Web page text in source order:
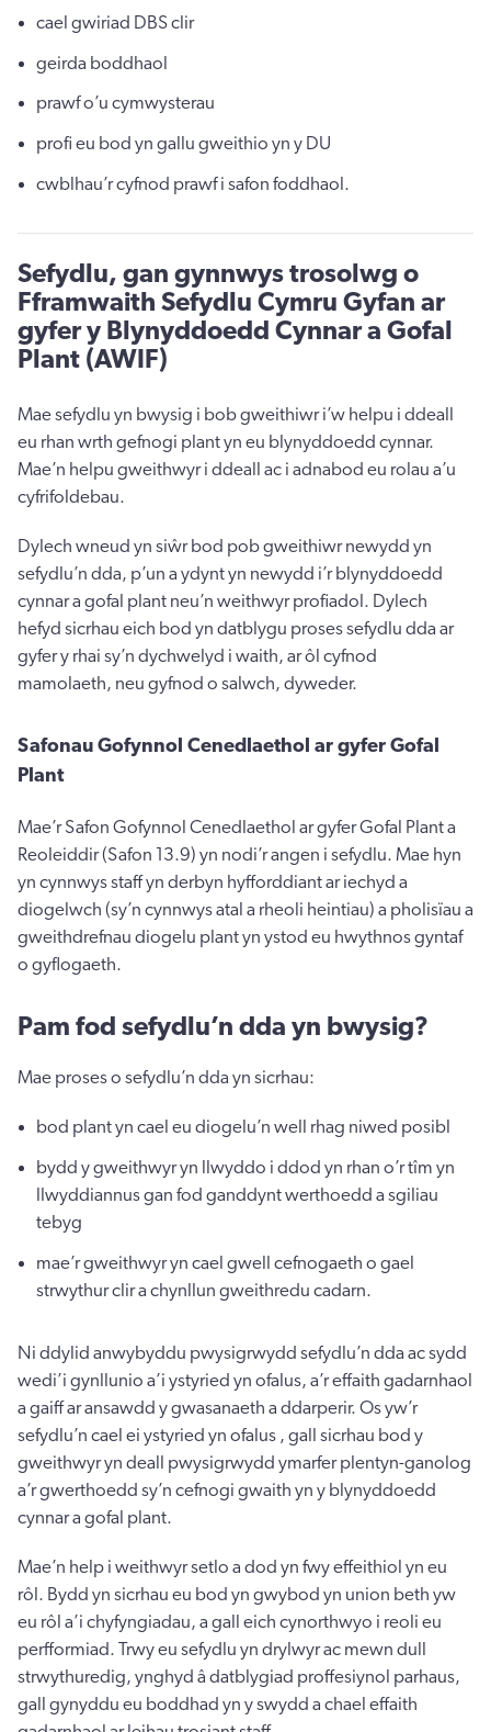
cael gwiriad DBS clir
geirda boddhaol
prawf o’u cymwysterau
profi eu bod yn gallu gweithio yn y DU
cwblhau’r cyfnod prawf i safon foddhaol.
Sefydlu, gan gynnwys trosolwg o
Fframwaith Sefydlu Cymru Gyfan ar
gyfer y Blynyddoedd Cynnar a Gofal
Plant (AWIF)
Mae sefydlu yn bwysig i bob gweithiwr i’w helpu i ddeall
eu rhan wrth gefnogi plant yn eu blynyddoedd cynnar.
Mae’n helpu gweithwyr i ddeall ac i adnabod eu rolau a’u
cyfrifoldebau.
Dylech wneud yn siŵr bod pob gweithiwr newydd yn
sefydlu’n dda, p’un a ydynt yn newydd i’r blynyddoedd
cynnar a gofal plant neu’n weithwyr profiadol. Dylech
hefyd sicrhau eich bod yn datblygu proses sefydlu dda ar
gyfer y rhai sy’n dychwelyd i waith, ar ôl cyfnod
mamolaeth, neu gyfnod o salwch, dyweder.
Safonau Gofynnol Cenedlaethol ar gyfer Gofal
Plant
Mae’r Safon Gofynnol Cenedlaethol ar gyfer Gofal Plant a
Reoleiddir (Safon 13.9) yn nodi’r angen i sefydlu. Mae hyn
yn cynnwys staff yn derbyn hyfforddiant ar iechyd a
diogelwch (sy’n cynnwys atal a rheoli heintiau) a pholisïau a
gweithdrefnau diogelu plant yn ystod eu hwythnos gyntaf
o gyflogaeth.
Pam fod sefydlu’n dda yn bwysig?
Mae proses o sefydlu’n dda yn sicrhau:
bod plant yn cael eu diogelu’n well rhag niwed posibl
bydd y gweithwyr yn llwyddo i ddod yn rhan o’r tîm yn
llwyddiannus gan fod ganddynt werthoedd a sgiliau
tebyg
mae’r gweithwyr yn cael gwell cefnogaeth o gael
strwythur clir a chynllun gweithredu cadarn.
Ni ddylid anwybyddu pwysigrwydd sefydlu’n dda ac sydd
wedi’i gynllunio a’i ystyried yn ofalus, a’r effaith gadarnhaol
a gaiff ar ansawdd y gwasanaeth a ddarperir. Os yw’r
sefydlu’n cael ei ystyried yn ofalus , gall sicrhau bod y
gweithwyr yn deall pwysigrwydd ymarfer plentyn-ganolog
a’r gwerthoedd sy’n cefnogi gwaith yn y blynyddoedd
cynnar a gofal plant.
Mae’n help i weithwyr setlo a dod yn fwy effeithiol yn eu
rôl. Bydd yn sicrhau eu bod yn gwybod yn union beth yw
eu rôl a’i chyfyngiadau, a gall eich cynorthwyo i reoli eu
perfformiad. Trwy eu sefydlu yn drylwyr ac mewn dull
strwythuredig, ynghyd â datblygiad proffesiynol parhaus,
gall gynyddu eu boddhad yn y swydd a chael effaith